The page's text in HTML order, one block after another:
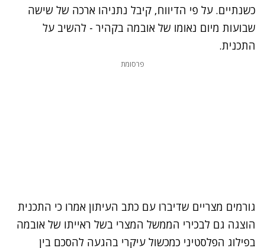
כשנתיים. על פי הדיווח, קיבל נתניהו ארכה של שישה
שבועות מיום נאומו של אובמה בקהיר - להשיב על
התכנית.
פרסומת
גורמים מצריים שדיברו עם כתב העיתון אמרו כי התכנית
הוצגה גם לבכירי הממשל המצרי בשל ראייתו של אובמה
בפילוג הפלסטיני כמכשול עיקרי בהגעה להסכם בין